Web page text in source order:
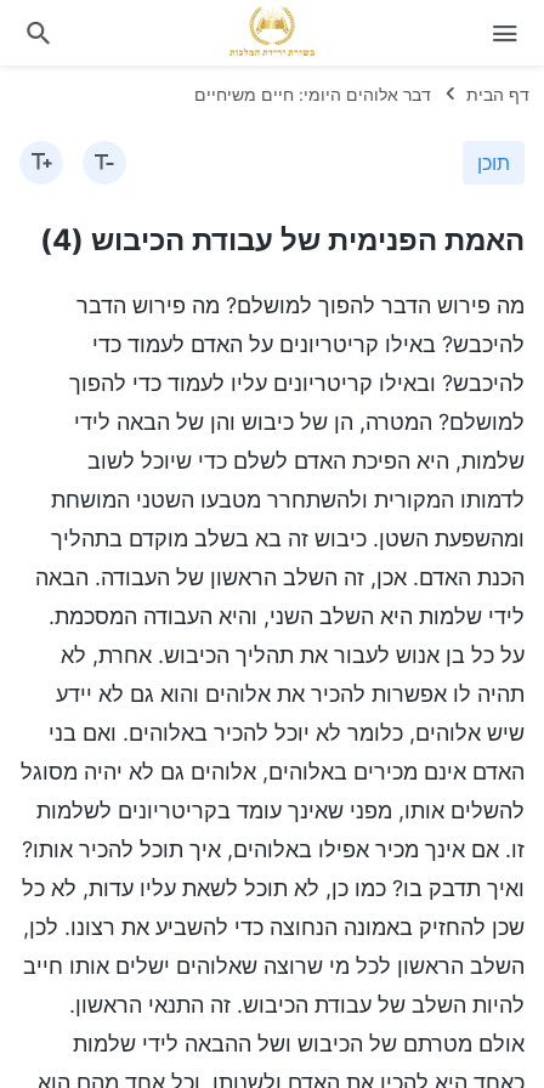
דף הבית דבר אלוהים היומי: חיים משיחיים
תוכן
האמת הפנימית של עבודת הכיבוש (4)
מה פירוש הדבר להפוך למושלם? מה פירוש הדבר
להיכבש? באילו קריטריונים על האדם לעמוד כדי
להיכבש? ובאילו קריטריונים עליו לעמוד כדי להפוך
למושלם? המטרה, הן של כיבוש והן של הבאה לידי
שלמות, היא הפיכת האדם לשלם כדי שיוכל לשוב
לדמותו המקורית ולהשתחרר מטבעו השטני המושחת
ומהשפעת השטן. כיבוש זה בא בשלב מוקדם בתהליך
הכנת האדם. אכן, זה השלב הראשון של העבודה. הבאה
לידי שלמות היא השלב השני, והיא העבודה המסכמת.
על כל בן אנוש לעבור את תהליך הכיבוש. אחרת, לא
תהיה לו אפשרות להכיר את אלוהים והוא גם לא יידע
שיש אלוהים, כלומר לא יוכל להכיר באלוהים. ואם בני
האדם אינם מכירים באלוהים, אלוהים גם לא יהיה מסוגל
להשלים אותו, מפני שאינך עומד בקריטריונים לשלמות
זו. אם אינך מכיר אפילו באלוהים, איך תוכל להכיר אותו?
ואיך תדבק בו? כמו כן, לא תוכל לשאת עליו עדות, לא כל
שכן להחזיק באמונה הנחוצה כדי להשביע את רצונו. לכן,
השלב הראשון לכל מי שרוצה שאלוהים ישלים אותו חייב
להיות השלב של עבודת הכיבוש. זה התנאי הראשון.
אולם מטרתם של הכיבוש ושל ההבאה לידי שלמות
כאחד היא להכין את האדם ולשנותו, וכל אחד מהם הוא